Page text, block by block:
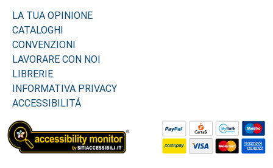
LA TUA OPINIONE
CATALOGHI
CONVENZIONI
LAVORARE CON NOI
LIBRERIE
INFORMATIVA PRIVACY
ACCESSIBILITÁ